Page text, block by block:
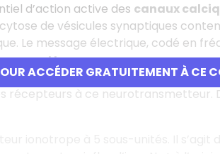
ACCÉDER GRATUITEMENT À CE
d’action active des canaux
de vésicules synaptiques
Le message électrique, codé en
à ce neurotransmetteur.